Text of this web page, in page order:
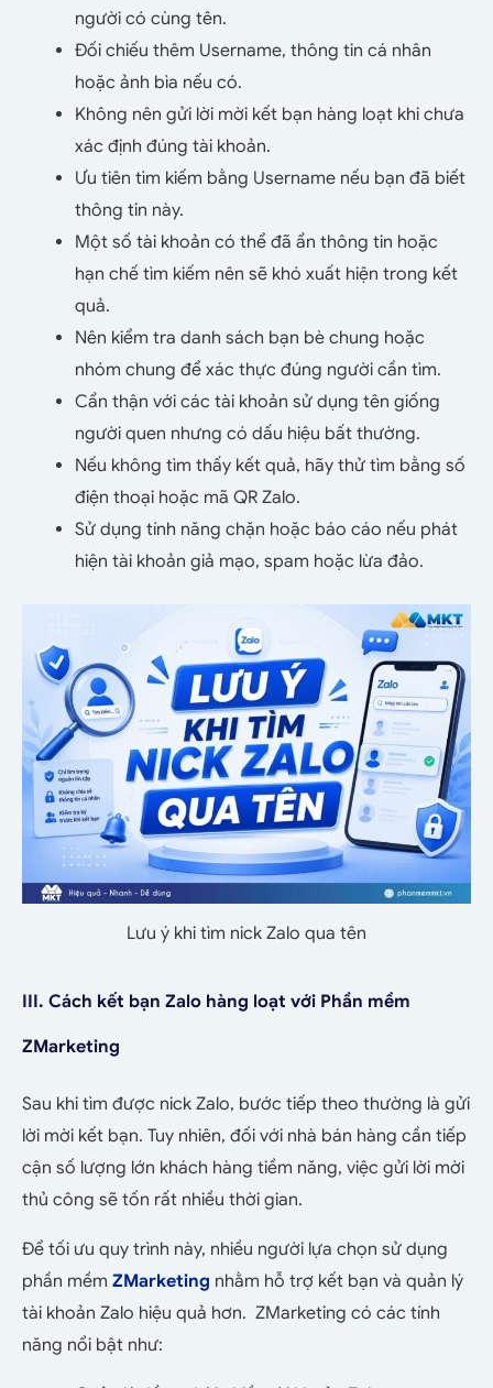
người có cùng tên.
Đối chiếu thêm Username, thông tin cá nhân
hoặc ảnh bìa nếu có.
Không nên gửi lời mời kết bạn hàng loạt khi chưa
xác định đúng tài khoản.
Ưu tiên tìm kiếm bằng Username nếu bạn đã biết
thông tin này.
Một số tài khoản có thể đã ẩn thông tin hoặc
hạn chế tìm kiếm nên sẽ khó xuất hiện trong kết
quả.
Nên kiểm tra danh sách bạn bè chung hoặc
nhóm chung để xác thực đúng người cần tìm.
Cẩn thận với các tài khoản sử dụng tên giống
người quen nhưng có dấu hiệu bất thường.
Nếu không tìm thấy kết quả, hãy thử tìm bằng số
điện thoại hoặc mã QR Zalo.
Sử dụng tính năng chặn hoặc báo cáo nếu phát
hiện tài khoản giả mạo, spam hoặc lừa đảo.
Lưu ý khi tìm nick Zalo qua tên
III. Cách kết bạn Zalo hàng loạt với Phần mềm
ZMarketing
Sau khi tìm được nick Zalo, bước tiếp theo thường là gửi
lời mời kết bạn. Tuy nhiên, đối với nhà bán hàng cần tiếp
cận số lượng lớn khách hàng tiềm năng, việc gửi lời mời
thủ công sẽ tốn rất nhiều thời gian.
Để tối ưu quy trình này, nhiều người lựa chọn sử dụng
phần mềm ZMarketing nhằm hỗ trợ kết bạn và quản lý
tài khoản Zalo hiệu quả hơn. ZMarketing có các tính
năng nổi bật như: